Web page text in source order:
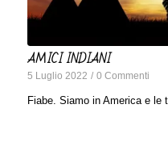
AMICI INDIANI
5 Luglio 2022 / 0 Commenti
Fiabe. Siamo in America e le